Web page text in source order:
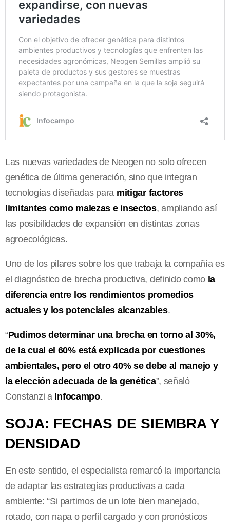
Las nuevas variedades de Neogen no solo ofrecen
genética de última generación, sino que integran
tecnologías diseñadas para mitigar factores
limitantes como malezas e insectos, ampliando así
las posibilidades de expansión en distintas zonas
agroecológicas.
Uno de los pilares sobre los que trabaja la compañía es
el diagnóstico de brecha productiva, definido como la
diferencia entre los rendimientos promedios
actuales y los potenciales alcanzables.
“Pudimos determinar una brecha en torno al 30%,
de la cual el 60% está explicada por cuestiones
ambientales, pero el otro 40% se debe al manejo y
la elección adecuada de la genética”, señaló
Constanzi a Infocampo.
SOJA: FECHAS DE SIEMBRA Y
DENSIDAD
En este sentido, el especialista remarcó la importancia
de adaptar las estrategias productivas a cada
ambiente: “Si partimos de un lote bien manejado,
rotado, con napa o perfil cargado y con pronósticos